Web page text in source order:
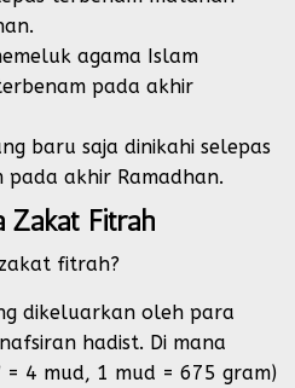
agama Islam
pada akhir
baru saja dinikahi selepas
akhir Ramadhan.
Zakat Fitrah
fitrah?
dikeluarkan oleh para
hadist. Di mana
= 4 mud, 1 mud = 675 gram)